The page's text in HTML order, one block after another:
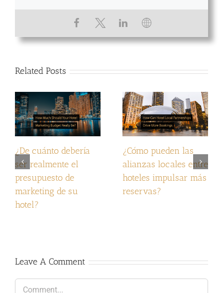
Related Posts
¿De cuánto debería
ser realmente el
presupuesto de
marketing de su
hotel?
¿Cómo pueden las
alianzas locales entre
hoteles impulsar más
reservas?
Leave A Comment